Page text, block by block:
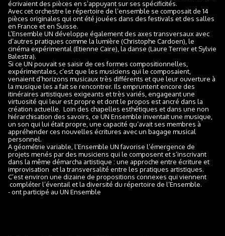
écrivaient des pièces en s’appuyant sur ses spécificités.
Avec cet orchestre le répertoire de l’ensemble se composait de 14
pièces originales qui ont été jouées dans des festivals et des salles
en France et en Suisse.
L’Ensemble UN développe également des axes transversaux avec
d’autres pratiques comme la lumière (Christophe Cardoen), le
cinéma expérimental (Etienne Caire), la danse (Laure Terrier et Sylvie
Balestra).
Si ce UN pouvait se saisir de ces formes compositionnelles,
expérimentales, c’est que les musiciens qui le composaient,
venaient d’horizons musicaux très différents et que leur ouverture à
la musique les a fait se rencontrer. Ils empruntent encore des
itinéraires artistiques exigeants et très variés, engageant une
virtuosité qui leur est propre et dont le propos est ancré dans la
création actuelle. Loin des chapelles esthétiques et dans une non
hiérarchisation des savoirs, ce UN Ensemble inventait une musique,
un son qui lui était propre, une capacité qu’avait ses membres à
appréhender ces nouvelles écritures avec un bagage musical
personnel.
A géométrie variable, l’Ensemble UN favorise l’émergence de
projets menés par des musiciens qui le composent et s’inscrivant
dans la même démarcha artistique : une approche entre écriture et
improvisation et la transversalité entre les pratiques artistiques.
C’est environ une dizaine de propositions connexes qui viennent
compléter l’éventail et la diversité du répertoire de l’Ensemble.
- ont participé au UN Ensemble